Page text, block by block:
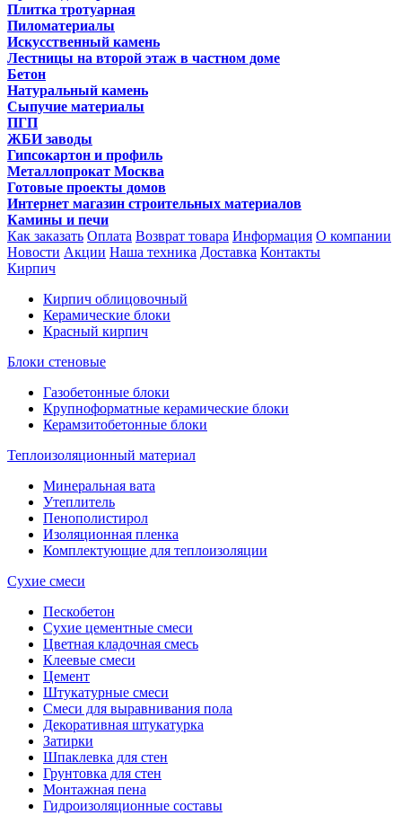
Плитка тротуарная
Пиломатериалы
Искусственный камень
Лестницы на второй этаж в частном доме
Бетон
Натуральный камень
Сыпучие материалы
ПГП
ЖБИ заводы
Гипсокартон и профиль
Металлопрокат Москва
Готовые проекты домов
Интернет магазин строительных материалов
Камины и печи
Как заказать Оплата Возврат товара Информация О компании
Новости Акции Наша техника Доставка Контакты
Кирпич
Кирпич облицовочный
Керамические блоки
Красный кирпич
Блоки стеновые
Газобетонные блоки
Крупноформатные керамические блоки
Керамзитобетонные блоки
Теплоизоляционный материал
Минеральная вата
Утеплитель
Пенополистирол
Изоляционная пленка
Комплектующие для теплоизоляции
Сухие смеси
Пескобетон
Сухие цементные смеси
Цветная кладочная смесь
Клеевые смеси
Цемент
Штукатурные смеси
Смеси для выравнивания пола
Декоративная штукатурка
Затирки
Шпаклевка для стен
Грунтовка для стен
Монтажная пена
Гидроизоляционные составы